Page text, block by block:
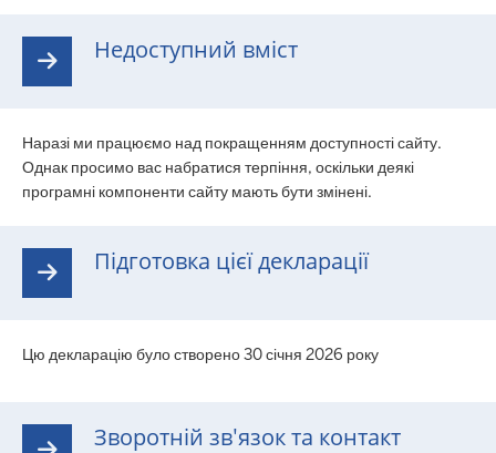
Недоступний вміст
Наразі ми працюємо над покращенням доступності сайту.
Однак просимо вас набратися терпіння, оскільки деякі
програмні компоненти сайту мають бути змінені.
Підготовка цієї декларації
Цю декларацію було створено 30 січня 2026 року
Зворотній зв'язок та контакт